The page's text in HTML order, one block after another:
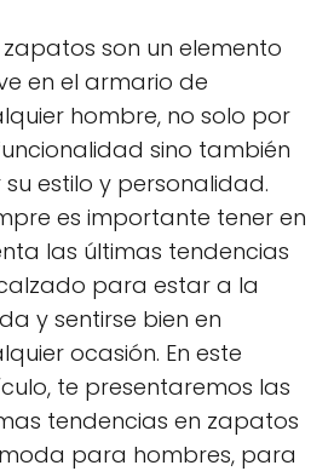
zapatos son un elemento
en el armario de
hombre, no solo por
sino también
estilo y personalidad.
es importante tener en
las últimas tendencias
para estar a la
y sentirse bien en
ocasión. En este
te presentaremos las
tendencias en zapatos
para hombres, para